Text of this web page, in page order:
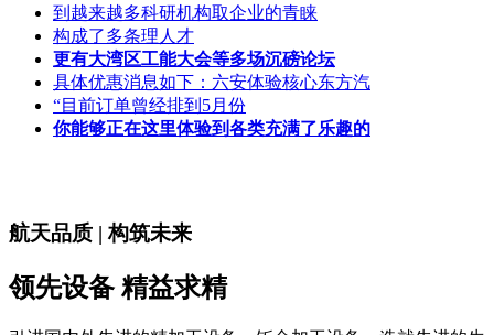
到越来越多科研机构取企业的青睐
构成了多条理人才
更有大湾区工能大会等多场沉磅论坛
具体优惠消息如下：六安体验核心东方汽
“目前订单曾经排到5月份
你能够正在这里体验到各类充满了乐趣的
航天品质 | 构筑未来
领先设备 精益求精